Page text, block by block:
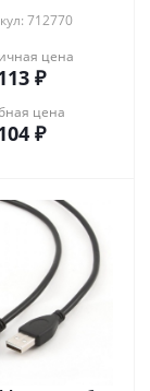
712770
цена
₽
цена
₽